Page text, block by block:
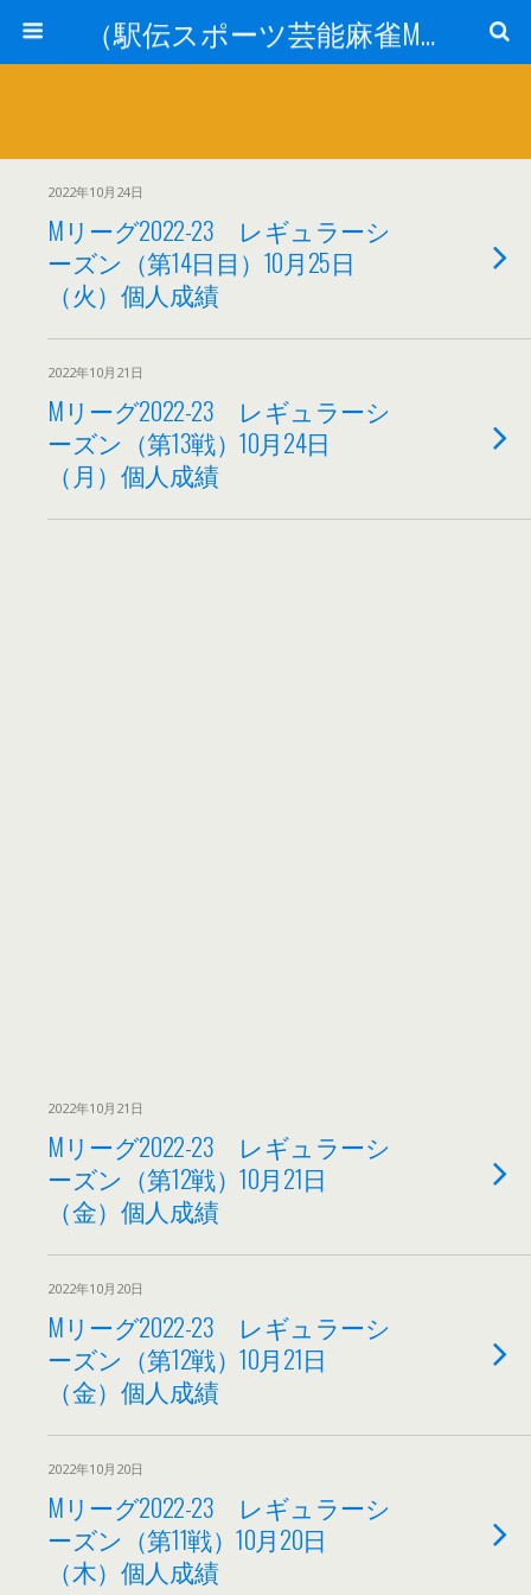
（駅伝スポーツ芸能麻雀Mリーグ）ニュース
2022年10月24日
Mリーグ2022-23 レギュラーシ
ーズン（第14日目）10月25日
（火）個人成績
2022年10月21日
Mリーグ2022-23 レギュラーシ
ーズン（第13戦）10月24日
（月）個人成績
2022年10月21日
Mリーグ2022-23 レギュラーシ
ーズン（第12戦）10月21日
（金）個人成績
2022年10月20日
Mリーグ2022-23 レギュラーシ
ーズン（第12戦）10月21日
（金）個人成績
2022年10月20日
Mリーグ2022-23 レギュラーシ
ーズン（第11戦）10月20日
（木）個人成績